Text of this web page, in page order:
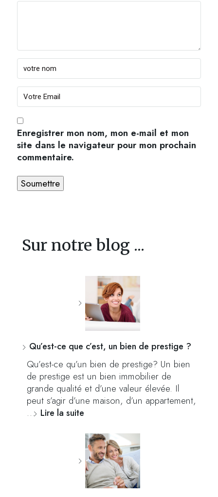
Enregistrer mon nom, mon e-mail et mon
site dans le navigateur pour mon prochain
commentaire.
Sur notre blog ...
Qu’est-ce que c’est, un bien de prestige ?
Qu’est-ce qu’un bien de prestige? Un bien
de prestige est un bien immobilier de
grande qualité et d’une valeur élevée. Il
peut s’agir d’une maison, d’un appartement,
… Lire la suite